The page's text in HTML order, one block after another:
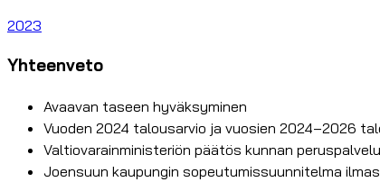
2023
Yhteenveto
Avaavan taseen hyväksyminen
Vuoden 2024 talousarvio ja vuosien 2024–2026
Valtiovarainministeriön päätös kunnan
Joensuun kaupungin sopeutumissuunnitelma